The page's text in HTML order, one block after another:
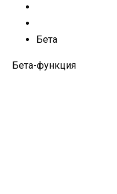
Бета
Бета-функция